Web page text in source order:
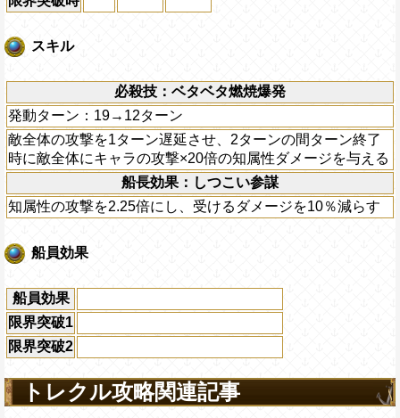
スキル
必殺技：ベタベタ燃焼爆発
発動ターン：19→12ターン
敵全体の攻撃を1ターン遅延させ、2ターンの間ターン終了
時に敵全体にキャラの攻撃×20倍の知属性ダメージを与える
船長効果：しつこい参謀
知属性の攻撃を2.25倍にし、受けるダメージを10％減らす
船員効果
船員効果
限界突破1
限界突破2
トレクル攻略関連記事